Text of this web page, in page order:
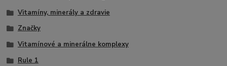
Vitamíny, minerály a zdravie
Značky
Vitamínové a minerálne komplexy
Rule 1